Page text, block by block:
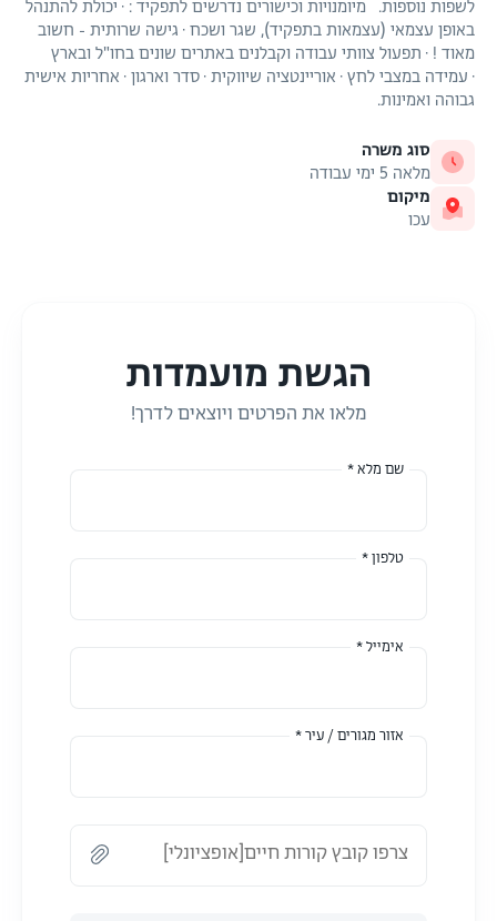
לשפות נוספות. מיומנויות וכישורים נדרשים לתפקיד : · יכולת להתנהל
באופן עצמאי (עצמאות בתפקיד), שגר ושכח · גישה שרותית - חשוב
מאוד ! · תפעול צוותי עבודה וקבלנים באתרים שונים בחו"ל ובארץ
· עמידה במצבי לחץ · אוריינטציה שיווקית · סדר וארגון · אחריות אישית
גבוהה ואמינות.
סוג משרה
מלאה 5 ימי עבודה
מיקום
עכו
הגשת מועמדות
מלאו את הפרטים ויוצאים לדרך!
שם מלא *
טלפון *
אימייל *
אזור מגורים / עיר *
צרפו קובץ קורות חיים[אופציונלי]